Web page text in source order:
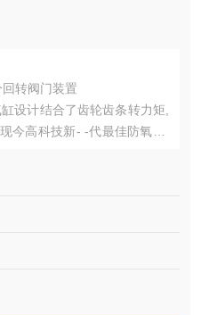
转阀门装置
设计结合了齿轮齿条转力矩,
今高科技新- -代最佳防氧化.